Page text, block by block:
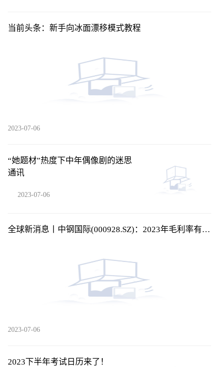
当前头条：新手向冰面漂移模式教程
2023-07-06
“她题材”热度下中年偶像剧的迷思
通讯
2023-07-06
全球新消息丨中钢国际(000928.SZ)：2023年毛利率有所
2023-07-06
2023下半年考试日历来了！